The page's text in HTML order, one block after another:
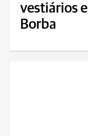
vestiários
Borba